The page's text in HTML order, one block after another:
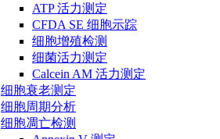
ATP 活力测定
CFDA SE 细胞示踪
细胞增殖检测
细菌活力测定
Calcein AM 活力测定
细胞衰老测定
细胞周期分析
细胞凋亡检测